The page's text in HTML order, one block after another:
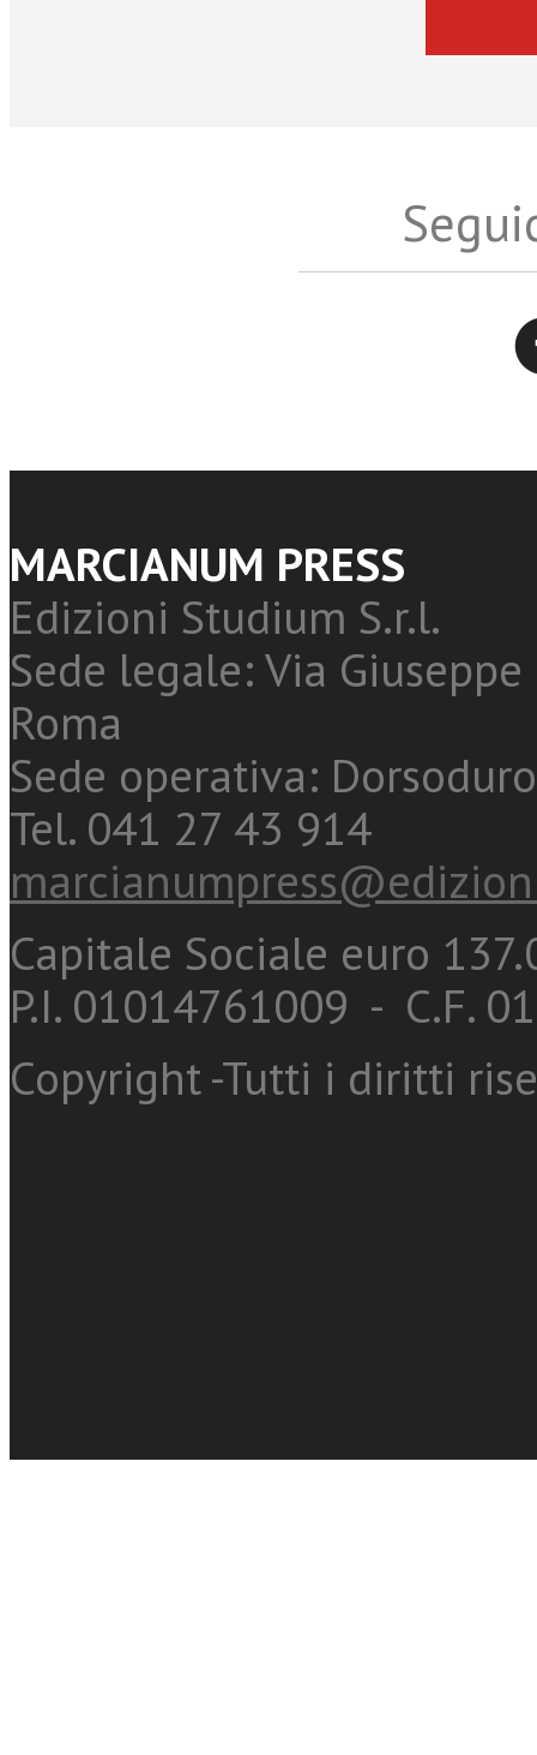
MARCIANUM PRESS
Edizioni Studium S.r.l.
Sede legale: Via
Roma
Sede operativa:
Tel. 041 27 43 914
Capitale Sociale euro
P.I. 01014761009 - C.F.
Copyright -Tutti i diritti